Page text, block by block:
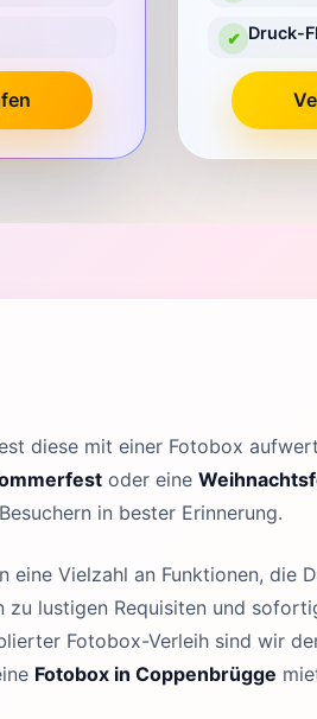
✔ Druck-
diese mit einer Fotobox
oder eine
in bester Erinnerung.
Vielzahl an Funktionen, die
lustigen Requisiten und
Fotobox-Verleih sind wir
Fotobox in Coppenbrügge